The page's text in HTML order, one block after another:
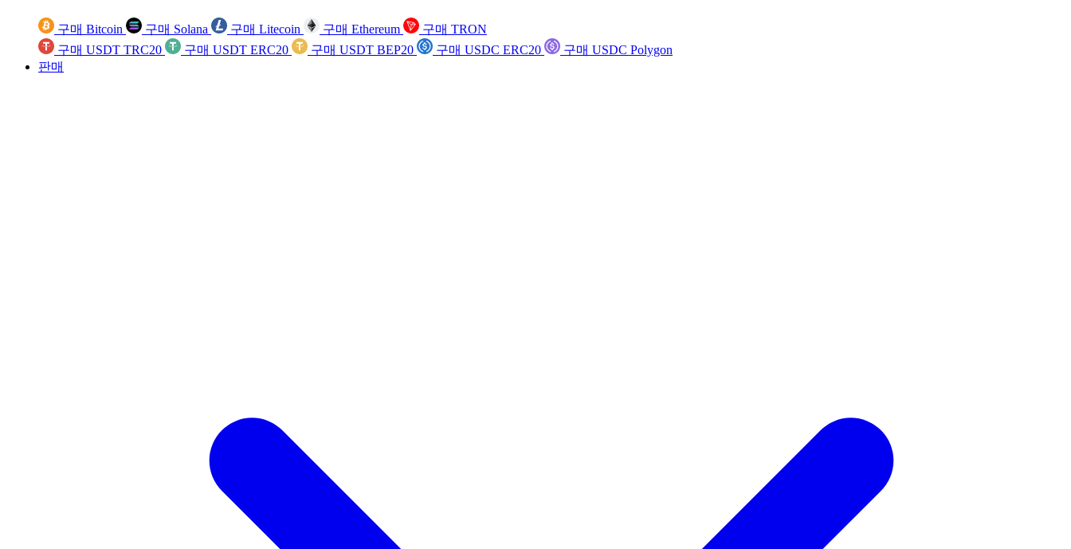
구매 Bitcoin 구매 Solana 구매 Litecoin 구매 Ethereum
구매 TRON
구매 USDT TRC20
구매 USDT ERC20 구매 USDT BEP20 구매 USDC ERC20
구매 USDC Polygon
판매